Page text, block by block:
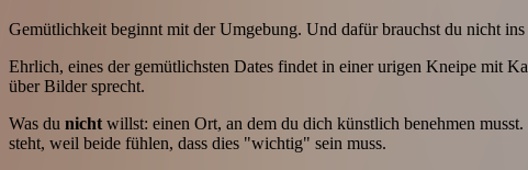
Gemütlichkeit beginnt mit der Umgebung. Und dafür brauchst du nicht ins
Ehrlich, eines der gemütlichsten Dates findet in einer urigen Kneipe mit
über Bilder sprecht.
Was du nicht willst: einen Ort, an dem du dich künstlich benehmen
steht, weil beide fühlen, dass dies "wichtig" sein muss.